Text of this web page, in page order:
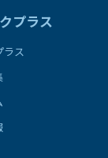
プラス
ラス